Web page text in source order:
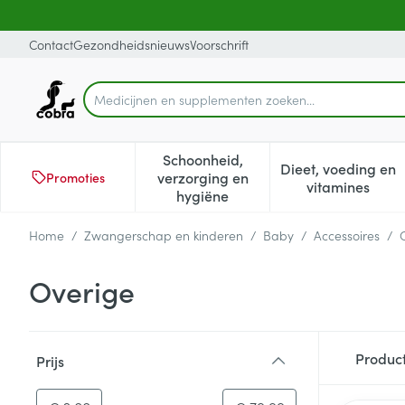
ContactGezondheidsnieuwsVoorschrift
Product, merk, categorie...
M
Promoties
Schoonheid,
verzorging en
hygiëne
Toon submenu voor
Dieet, voeding en
vitamines
Toon
Home / Zwangerschap en kinderen / Baby / Accessoires /
Overige
Prijs